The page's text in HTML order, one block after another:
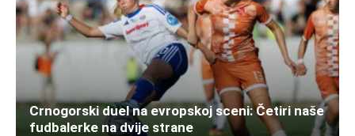
Crnogorski duel na evropskoj sceni: Četiri naše
fudbalerke na dvije strane